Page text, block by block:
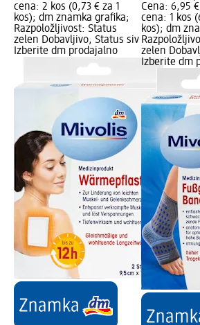
cena: 2 kos (0,73 € za 1
kos); dm znamka grafika;
Razpoložljivost: Status
zelen Dobavljivo, Status siv
Izberite dm prodajalno
Cena: 6,95
cena: 1 kos
kos); dm
zelen
Izberite dm